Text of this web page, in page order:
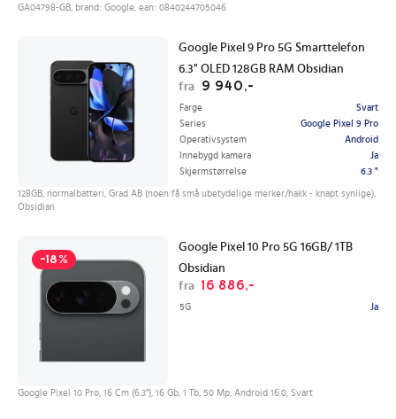
GA04798-GB, brand: Google, ean: 0840244705046
Google Pixel 9 Pro 5G Smarttelefon
6.3" OLED 128GB RAM Obsidian
fra
9 940,-
Farge
Svart
Series
Google Pixel 9 Pro
Operativsystem
Android
Innebygd kamera
Ja
Skjermstørrelse
6.3 "
128GB, normalbatteri, Grad AB (noen få små ubetydelige merker/hakk - knapt synlige),
Obsidian
-18%
Google Pixel 10 Pro 5G 16GB/ 1TB
Obsidian
fra 16 886,-
5G Ja
Google Pixel 10 Pro, 16 Cm (6.3"), 16 Gb, 1 Tb, 50 Mp, Android 16.0, Svart